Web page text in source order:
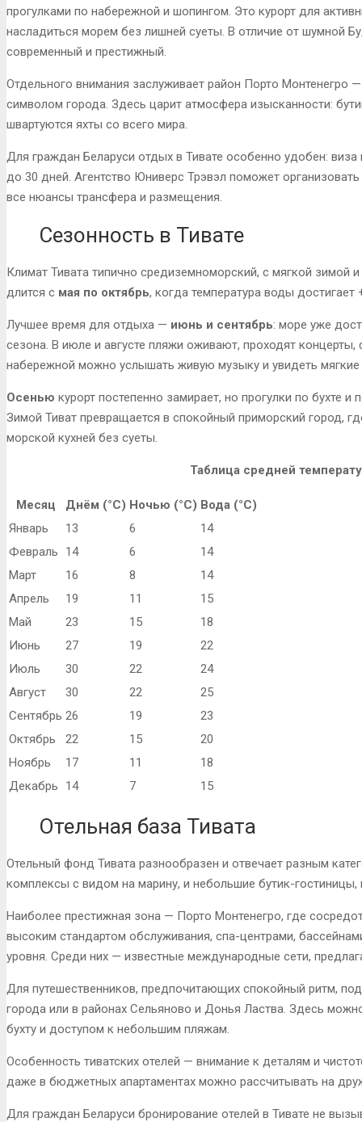
прогулками по набережной и шопингом. Это курорт для
насладиться морем без лишней суеты. В отличие от шумной
современный и престижный.
Отдельного внимания заслуживает район Порто Монтенегро
символом города. Здесь царит атмосфера изысканности:
швартуются яхты со всего мира.
Для граждан Беларуси отдых в Тивате особенно удобен:
до 30 дней. Агентство Юниверс Трэвэл поможет
все нюансы трансфера и размещения.
Сезонность в Тивате
Климат Тивата типично средиземноморский, с мягкой зимой
длится с мая по октябрь, когда температура воды достигает
Лучшее время для отдыха — июнь и сентябрь: море уже
сезона. В июле и августе пляжи оживают, проходят
набережной можно услышать живую музыку и увидеть
Осенью курорт постепенно замирает, но прогулки по бухте
Зимой Тиват превращается в спокойный приморский город,
морской кухней без суеты.
Таблица средней
Месяц Днём (°C) Ночью (°C) Вода (°C)
Январь
13 6
14
Февраль
14 6
14
Март
16 8
14
Апрель
19 11
15
Май
23 15
18
Июнь
27 19
22
Июль
30 22
24
Август
30 22
25
Сентябрь 26 19
23
Октябрь
22 15
20
Ноябрь
17 11
18
Декабрь
14 7 15
Отельная база Тивата
Отельный фонд Тивата разнообразен и отвечает разным
комплексы с видом на марину, и небольшие бутик-
Наиболее престижная зона — Порто Монтенегро, где
высоким стандартом обслуживания, спа-центрами,
уровня. Среди них — известные международные сети,
Для путешественников, предпочитающих спокойный ритм,
города или в районах Сельяново и Донья Ластва. Здесь
бухту и доступом к небольшим пляжам.
Особенность тиватских отелей — внимание к деталям и
даже в бюджетных апартаментах можно рассчитывать на
Для граждан Беларуси бронирование отелей в Тивате не